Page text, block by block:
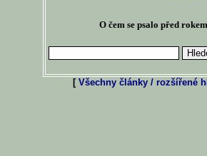
O čem se psalo před
[ Všechny články / rozšířené